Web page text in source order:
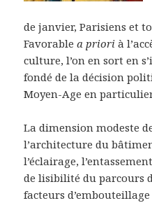
de janvier, Parisiens et
Favorablea priori à
culture, l’on en sort en
fondé de la décision
Moyen-Age en
La dimension modeste
l’architecture du
l’éclairage,
de lisibilité du parcours
facteurs